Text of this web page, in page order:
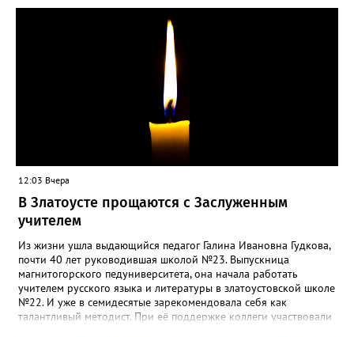
силы перед долгой зимовкой.
12:03 Вчера
В Златоусте прощаются с Заслуженным
учителем
Из жизни ушла выдающийся педагог Галина Ивановна Гудкова,
почти 40 лет руководившая школой №23. Выпускница
магнитогорского педуниверситета, она начала работать
учителем русского языка и литературы в златоустовской школе
№22. И уже в семидесятые зарекомендовала себя как
талантливый методист. При её поддержке коллеги участвовали